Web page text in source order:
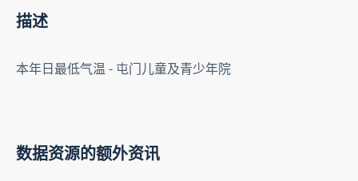
描述
本年日最低气温 - 屯门儿童及青少年院
数据资源的额外资讯